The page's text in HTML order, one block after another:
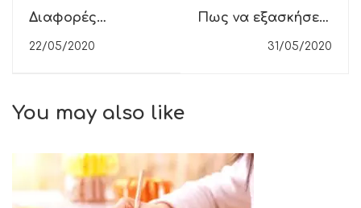
Διαφορές
Αραβικών -
22/05/2020
Πως να εξασκήσεις
τα Ισπανικά σου
31/05/2020
You may also like